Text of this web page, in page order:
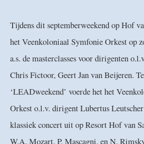
Tijdens dit septemberweekend op Hof
het Veenkoloniaal Symfonie Orkest op
a.s. de masterclasses voor dirigenten
Chris Fictoor, Geert Jan van Beijeren.
‘LEADweekend’ voerde het het
Orkest o.l.v. dirigent Lubertus
klassiek concert uit op Resort Hof van
W.A. Mozart, P. Mascagni, en N.